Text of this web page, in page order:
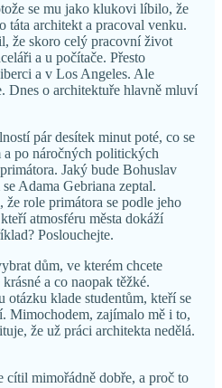
se mu jako klukovi líbilo, že
táta architekt a pracoval venku.
že skoro celý pracovní život
a u počítače. Přesto
a v Los Angeles. Ale
Dnes o architektuře hlavně mluví
pár desítek minut poté, co se
po náročných politických
Jaký bude Bohuslav
Adama Gebriana zeptal.
role primátora se podle jeho
atmosféru města dokáží
Poslouchejte.
dům, ve kterém chcete
a co naopak těžké.
otázku klade studentům, kteří se
Mimochodem, zajímalo mě i to,
že už práci architekta nedělá.
cítil mimořádně dobře, a proč to